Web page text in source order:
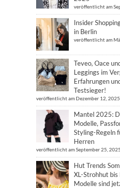
veröffentlicht am
Insider
in Berlin
veröffentlicht am
Teveo, Oace
Leggings im
Erfahrungen
Testsieger!
veröffentlicht am Dezember 12, 2025
Mantel 2025:
Modelle,
Styling-Regeln
Herren
veröffentlicht am September 25, 2025
Hut Trends
XL-Strohhut bis
Modelle sind